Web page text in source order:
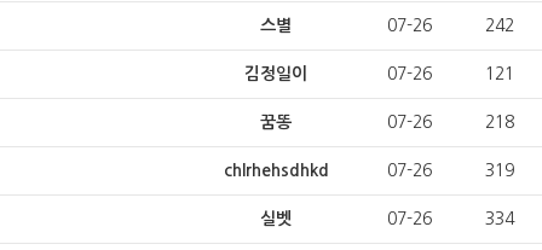
스별 07-26 242
김정일이 07-26 121
꿈똥 07-26 218
chlrhehsdhkd 07-26 319
실벳 07-26 334